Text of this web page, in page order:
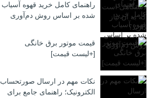
راهنمای کامل خرید قهوه آسیاب
شده بر اساس روش دم‌آوری
قیمت موتور برق خانگی
[+لیست قیمت]
نکات مهم در ارسال صورتحساب
الکترونیک؛ راهنمای جامع برای